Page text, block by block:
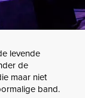
levende
de
maar niet
band.